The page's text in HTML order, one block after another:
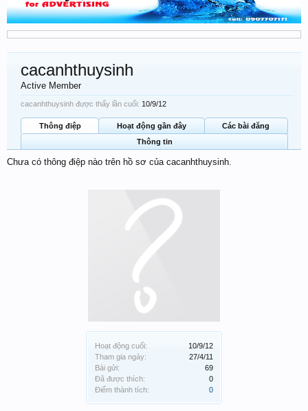
Hoạt động cuối:
10/9/12
Tham gia ngày:
27/4/11
Bài gửi:
69
Đã được thích:
0
Điểm thành tích:
0
cacanhthuysinh
Active Member
cacanhthuysinh được thấy lần cuối: 10/9/12
Thông điệp Hoạt động gần đây
Các bài đăng
Thông tin
Chưa có thông điệp nào trên hồ sơ của cacanhthuysinh.